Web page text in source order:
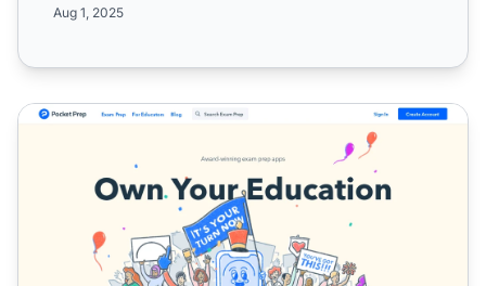
Aug 1, 2025
Pocket Prep Affiliate Programma